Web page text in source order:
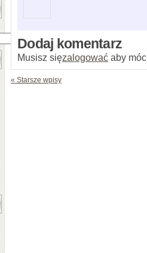
Dodaj komentarz
Musisz sięzalogować aby
« Starsze wpisy